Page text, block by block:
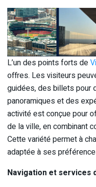
L’un des points forts de
offres. Les visiteurs
guidées, des billets pour
panoramiques et des
activité est conçue pour
de la ville, en combinant
Cette variété permet à
adaptée à ses
Navigation et services